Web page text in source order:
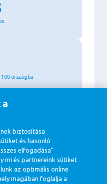
országba
a termelésben
biztosítása
és hasonló
elfogadása”
mi és partnereink sütiket
az optimális online
magában foglalja a